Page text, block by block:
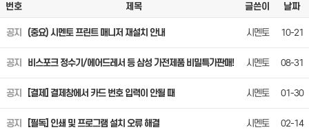
번호
제목 글쓴이 날짜
공지 (중요) 시멘토 프린트 매니저 재설치 안내 시멘토 10-21
공지 비스포크 정수기/에어드레서 등 삼성 가전제품 비밀특가판매! 시멘토 08-31
공지 [결제] 결제창에서 카드 번호 입력이 안될 때 시멘토 01-30
공지 [필독] 인쇄 및 프로그램 설치 오류 해결 시멘토 02-14